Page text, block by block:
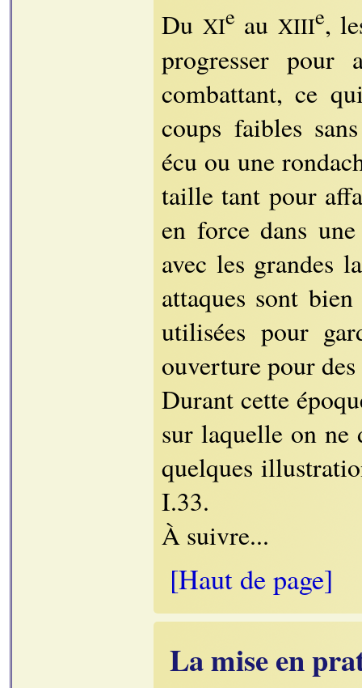
Du XIe au XIIIe,
progresser pour
combattant, ce
coups faibles
écu ou une
taille tant pour
en force dans
avec les grandes
attaques sont
utilisées pour
ouverture pour
Durant cette
sur laquelle on ne
quelques
I.33.
À suivre...
[Haut de page]
La mise en